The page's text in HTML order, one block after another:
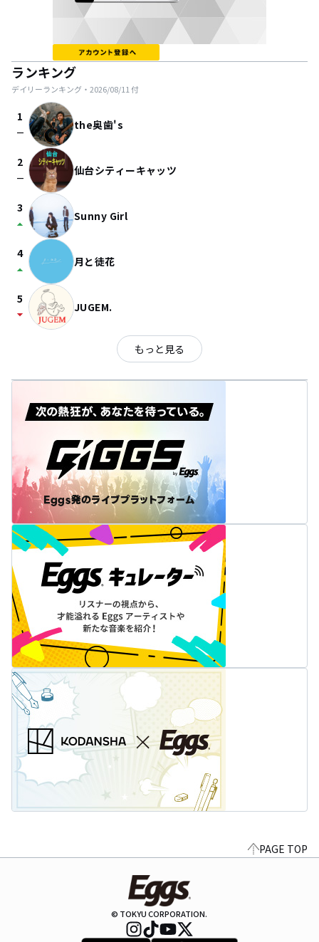
ランキング
デイリーランキング・ 2026/08/11 付
1
check_indeterminate_small the奥歯's
2
check_indeterminate_small 仙台シティーキャッツ
3
arrow_drop_up Sunny Girl
4
arrow_drop_up 月と徒花
5
arrow_drop_down JUGEM.
もっと見る
PAGE TOP
© TOKYU CORPORATION.